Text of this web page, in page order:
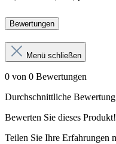
Bewertungen
Menü schließen
0 von 0 Bewertungen
Durchschnittliche
Bewerten Sie dieses Produkt!
Teilen Sie Ihre Erfahrungen